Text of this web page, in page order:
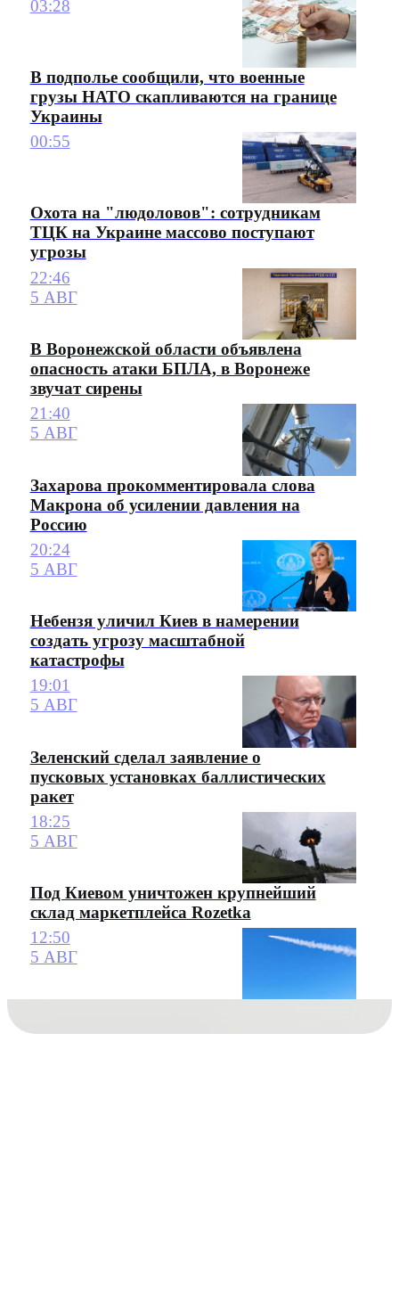
03:28
В подполье сообщили, что военные
грузы НАТО скапливаются на границе
Украины
00:55
Охота на "людоловов": сотрудникам
ТЦК на Украине массово поступают
угрозы
22:46
5 АВГ
В Воронежской области объявлена
опасность атаки БПЛА, в Воронеже
звучат сирены
21:40
5 АВГ
Захарова прокомментировала слова
Макрона об усилении давления на
Россию
20:24
5 АВГ
Небензя уличил Киев в намерении
создать угрозу масштабной
катастрофы
19:01
5 АВГ
Зеленский сделал заявление о
пусковых установках баллистических
ракет
18:25
5 АВГ
Под Киевом уничтожен крупнейший
склад маркетплейса Rozetka
12:50
5 АВГ